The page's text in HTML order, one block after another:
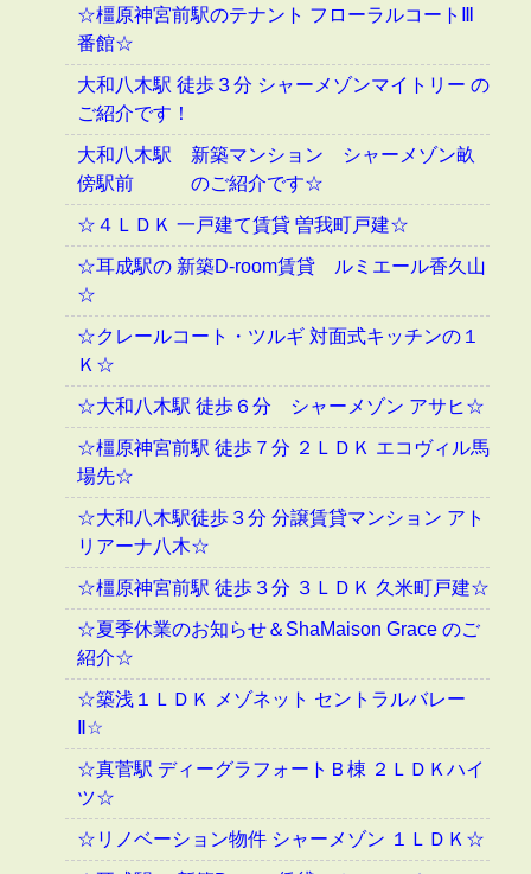
☆橿原神宮前駅のテナント フローラルコートⅢ
番館☆
大和八木駅 徒歩３分 シャーメゾンマイトリー の
ご紹介です！
大和八木駅 新築マンション シャーメゾン畝
傍駅前 のご紹介です☆
☆４ＬＤＫ 一戸建て賃貸 曽我町戸建☆
☆耳成駅の 新築D-room賃貸 ルミエール香久山
☆
☆クレールコート・ツルギ 対面式キッチンの１
Ｋ☆
☆大和八木駅 徒歩６分 シャーメゾン アサヒ☆
☆橿原神宮前駅 徒歩７分 ２ＬＤＫ エコヴィル馬
場先☆
☆大和八木駅徒歩３分 分譲賃貸マンション アト
リアーナ八木☆
☆橿原神宮前駅 徒歩３分 ３ＬＤＫ 久米町戸建☆
☆夏季休業のお知らせ＆ShaMaison Grace のご
紹介☆
☆築浅１ＬＤＫ メゾネット セントラルバレー
Ⅱ☆
☆真菅駅 ディーグラフォートＢ棟 ２ＬＤＫハイ
ツ☆
☆リノベーション物件 シャーメゾン １ＬＤＫ☆